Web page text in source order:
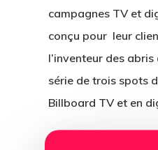
campagnes TV et
conçu pour leur
l’inventeur des
série de trois spots
Billboard TV et en